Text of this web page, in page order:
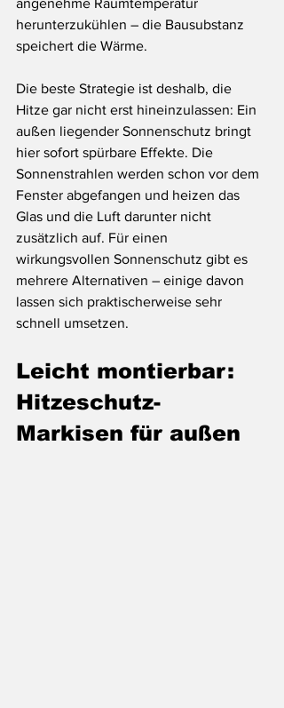
angenehme Raumtemperatur
herunterzukühlen – die Bausubstanz
speichert die Wärme.
Die beste Strategie ist deshalb, die
Hitze gar nicht erst hineinzulassen: Ein
außen liegender Sonnenschutz bringt
hier sofort spürbare Effekte. Die
Sonnenstrahlen werden schon vor dem
Fenster abgefangen und heizen das
Glas und die Luft darunter nicht
zusätzlich auf. Für einen
wirkungsvollen Sonnenschutz gibt es
mehrere Alternativen – einige davon
lassen sich praktischerweise sehr
schnell umsetzen.
Leicht montierbar:
Hitzeschutz-
Markisen für außen